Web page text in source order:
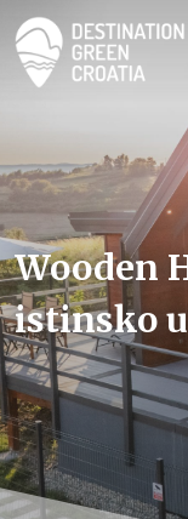
Wooden
istinsko